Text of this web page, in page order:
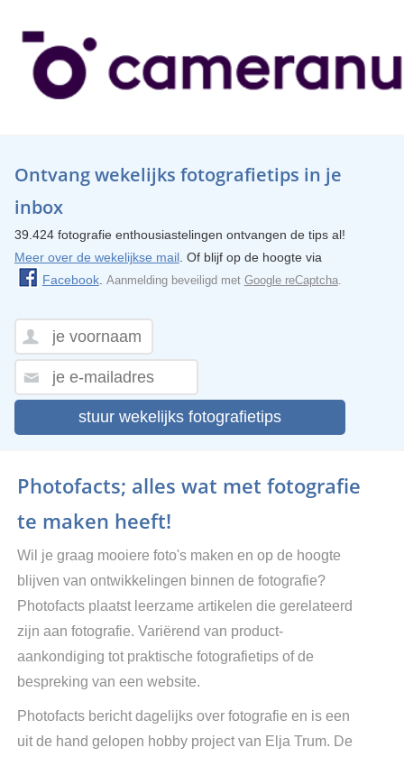
Ontvang wekelijks fotografietips in je
inbox
39.424 fotografie enthousiastelingen ontvangen de tips al!
Meer over de wekelijkse mail. Of blijf op de hoogte via
Facebook. Aanmelding beveiligd met Google reCaptcha.
stuur wekelijks fotografietips
Photofacts; alles wat met fotografie
te maken heeft!
Wil je graag mooiere foto's maken en op de hoogte
blijven van ontwikkelingen binnen de fotografie?
Photofacts plaatst leerzame artikelen die gerelateerd
zijn aan fotografie. Variërend van product-
aankondiging tot praktische fotografietips of de
bespreking van een website.
Photofacts bericht dagelijks over fotografie en is een
uit de hand gelopen hobby project van Elja Trum. De